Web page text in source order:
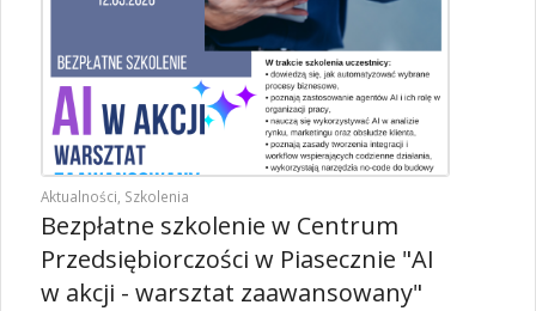
Aktualności, Szkolenia
Bezpłatne szkolenie w Centrum
Przedsiębiorczości w Piasecznie "AI
w akcji - warsztat zaawansowany"